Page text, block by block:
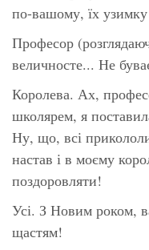
по-вашому, їх узимку
Професор
величносте... Не
Королева. Ах,
школярем, я
Ну, що, всі
настав і в моєму
поздоровляти!
Усі. З Новим роком,
щастям!